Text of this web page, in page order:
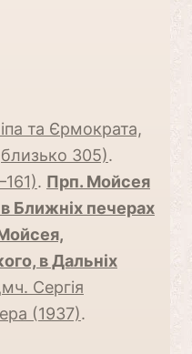
та Єрмократа,
305).
. Прп. Мойсея
Ближніх печерах
в Дальніх
Сергія
(1937).